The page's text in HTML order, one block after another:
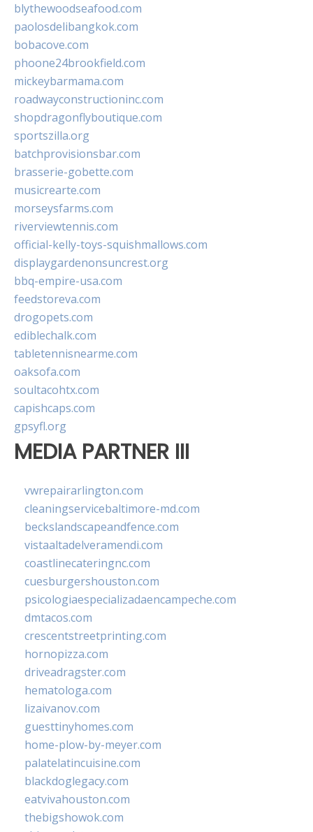
blythewoodseafood.com
paolosdelibangkok.com
bobacove.com
phoone24brookfield.com
mickeybarmama.com
roadwayconstructioninc.com
shopdragonflyboutique.com
sportszilla.org
batchprovisionsbar.com
brasserie-gobette.com
musicrearte.com
morseysfarms.com
riverviewtennis.com
official-kelly-toys-squishmallows.com
displaygardenonsuncrest.org
bbq-empire-usa.com
feedstoreva.com
drogopets.com
ediblechalk.com
tabletennisnearme.com
oaksofa.com
soultacohtx.com
capishcaps.com
gpsyfl.org
MEDIA PARTNER III
vwrepairarlington.com
cleaningservicebaltimore-md.com
beckslandscapeandfence.com
vistaaltadelveramendi.com
coastlinecateringnc.com
cuesburgershouston.com
psicologiaespecializadaencampeche.com
dmtacos.com
crescentstreetprinting.com
hornopizza.com
driveadragster.com
hematologa.com
lizaivanov.com
guesttinyhomes.com
home-plow-by-meyer.com
palatelatincuisine.com
blackdoglegacy.com
eatvivahouston.com
thebigshowok.com